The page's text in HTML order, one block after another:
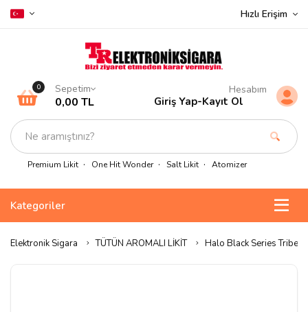
Hızlı Erişim
Premium Likit One Hit Wonder Salt Likit Atomizer
0 Sepetim
0,00 TL
Hesabım
Giriş Yap-Kayıt Ol
Kategoriler
Elektronik Sigara TÜTÜN AROMALI LİKİT Halo Black Series